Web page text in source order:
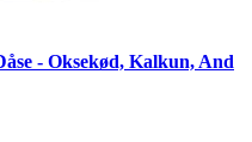
- Oksekød, Kalkun, And